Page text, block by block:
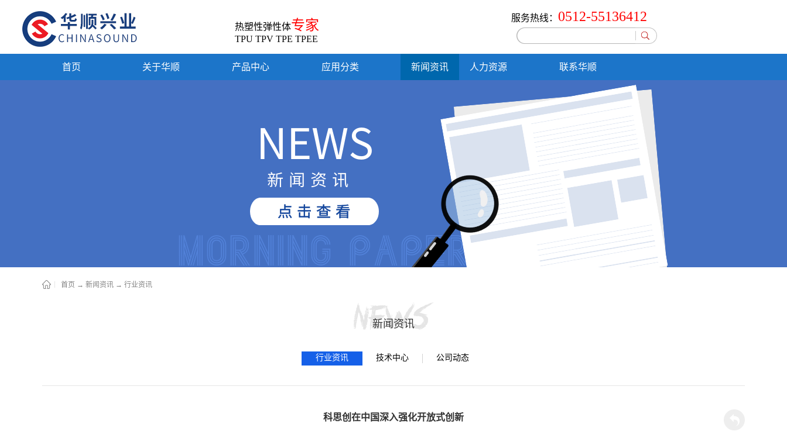
服务热线： 0512-55136412
热塑性弹性体专家
TPU TPV TPE TPEE
首页 关于华顺 产品中心 应用分类 新闻资讯 人力资源 联系华顺
首页 → 新闻资讯 → 行业资讯
新闻资讯
行业资讯 技术中心 公司动态
科思创在中国深入强化开放式创新